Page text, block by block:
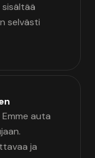
selvästi
auta
ja